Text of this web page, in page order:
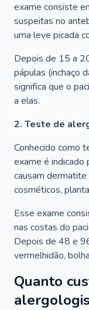
exame consiste
suspeitas no
uma leve picada
Depois de 15 a
pápulas (inchaço
significa que o
a elas.
2. Teste de
Conhecido como
exame é indicado
causam
cosméticos,
Esse exame
nas costas do
Depois de 48 e
vermelhidão,
Quanto